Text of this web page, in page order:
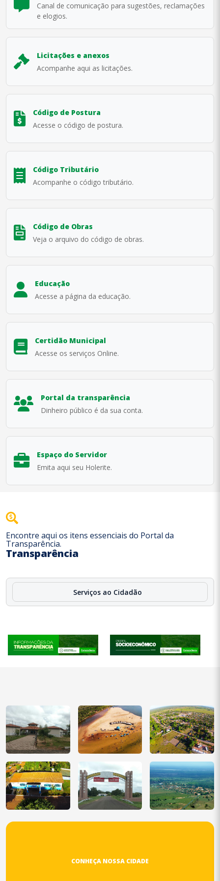
Canal de comunicação para sugestões, reclamações
e elogios.
Licitações e anexos
Acompanhe aqui as licitações.
Código de Postura
Acesse o código de postura.
Código Tributário
Acompanhe o código tributário.
Código de Obras
Veja o arquivo do código de obras.
Educação
Acesse a página da educação.
Certidão Municipal
Acesse os serviços Online.
Portal da transparência
Dinheiro público é da sua conta.
Espaço do Servidor
Emita aqui seu Holerite.
Encontre aqui os itens essenciais do Portal da
Transparência.
Transparência
Serviços ao Cidadão
CONHEÇA NOSSA CIDADE